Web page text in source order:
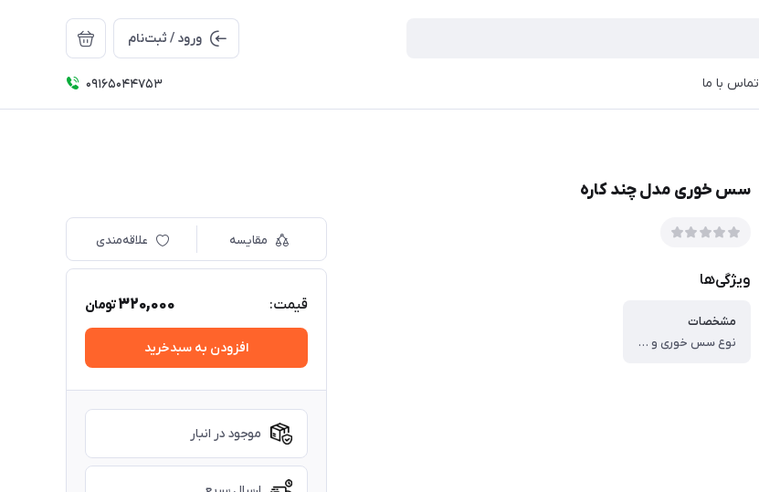
ورود / ثبت‌نام
تماس با ما 09165044753
سس خوری مدل چند کاره
ویژگی‌ها
مشخصات
نوع سس خوری و آبلیمو خوری ، سس‌خوری ، ظرف روغن ، آبلیموخوری ، ابعاد ، ۱۱.۵x۸x۹ سانتی‌متر ، وزن ، ۱۲۰ گرم ، جنس بدنه ، پیرکس ، سایر توضیحات ، قطر دهانه حدود ۶/۵ سانتی متر-قطر کف حدود ۸ سانتی متر-ارتفاع حدود ۹ سانتی متر - حجم ۳۰۰ میلی لیتر
مقایسه علاقه‌مندی
قیمت: 320,000تومان
افزودن به سبدخرید
موجود در انبار